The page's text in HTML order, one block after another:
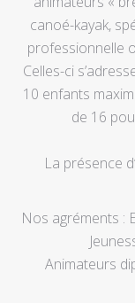
canoé-kayak,
professionnelle
Celles-ci
10 enfants
de 16
La présence
Nos agréments :
Animateurs